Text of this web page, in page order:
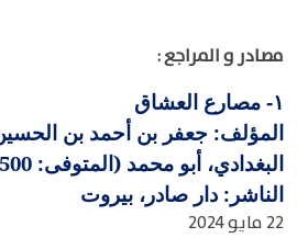
مصادر و المراجع :
١-
مصارع العشاق
المؤلف: جعفر بن أحمد بن
البغدادي، أبو محمد (المتوفى: 500هـ)
الناشر: دار صادر، بيروت
22 مايو 2024